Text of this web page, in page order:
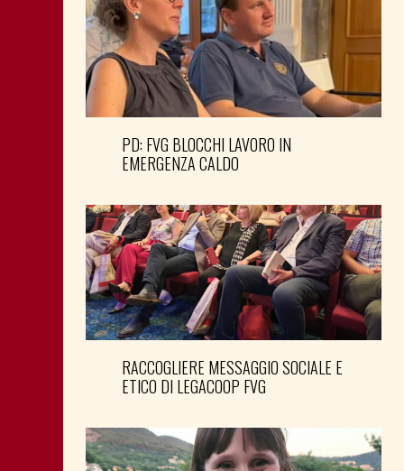
PD: FVG BLOCCHI LAVORO IN
EMERGENZA CALDO
RACCOGLIERE MESSAGGIO SOCIALE E
ETICO DI LEGACOOP FVG